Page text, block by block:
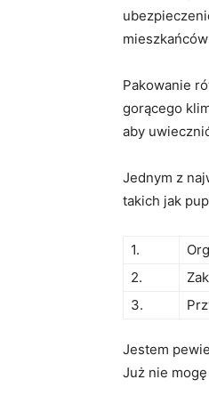
Pakowanie
gorącego
aby
Jednym z
takich jak
1.
2.
3.
Jestem
Już nie